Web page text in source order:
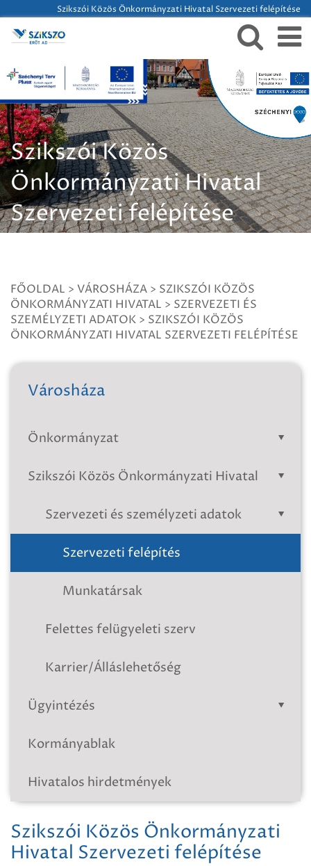
Szikszói Közös Önkormányzati Hivatal Szervezeti felépítése
Szikszói Közös
Önkormányzati Hivatal
Szervezeti felépítése
FŐOLDAL > VÁROSHÁZA > SZIKSZÓI KÖZÖS
ÖNKORMÁNYZATI HIVATAL > SZERVEZETI ÉS
SZEMÉLYZETI ADATOK > SZIKSZÓI KÖZÖS
ÖNKORMÁNYZATI HIVATAL SZERVEZETI FELÉPÍTÉSE
Városháza
Önkormányzat
Szikszói Közös Önkormányzati Hivatal
Szervezeti és személyzeti adatok
Szervezeti felépítés
Munkatársak
Felettes felügyeleti szerv
Karrier/Álláslehetőség
Ügyintézés
Kormányablak
Hivatalos hirdetmények
Szikszói Közös Önkormányzati
Hivatal Szervezeti felépítése